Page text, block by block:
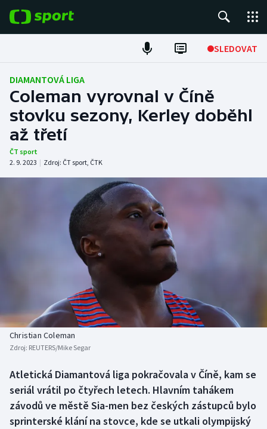
SLEDOVAT
Fotbal
Hokej
Tenis
Atletika
DALŠÍ SPORTY
Americký fotbal
Baseball a softbal
Basketbal
Biatlon
Box
Curling
NEPŘEHLÉDNĚTE
Historické návraty
Aplikace ČT sport
DIAMANTOVÁ LIGA
Coleman vyrovnal v Číně
stovku sezony, Kerley doběhl
až třetí
ČT sport
2. 9. 2023 | Zdroj: ČT sport, ČTK
Christian Coleman
Zdroj: REUTERS/Mike Segar
Atletická Diamantová liga pokračovala v Číně, kam se
seriál vrátil po čtyřech letech. Hlavním tahákem
závodů ve městě Sia-men bez českých zástupců bylo
sprinterské klání na stovce, kde se utkali olympijský